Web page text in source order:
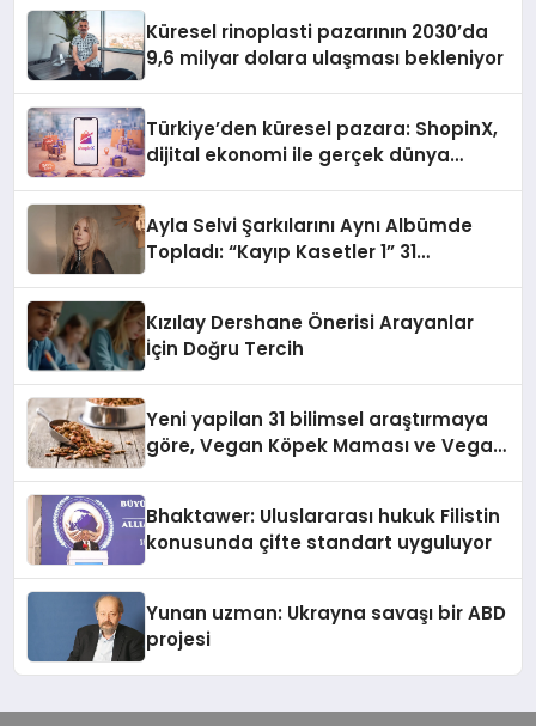
Küresel rinoplasti pazarının 2030’da
9,6 milyar dolara ulaşması bekleniyor
Türkiye’den küresel pazara: ShopinX,
dijital ekonomi ile gerçek dünya
Ayla Selvi Şarkılarını Aynı Albümde
Topladı: “Kayıp Kasetler 1” 31
Kızılay Dershane Önerisi Arayanlar
İçin Doğru Tercih
Yeni yapilan 31 bilimsel araştırmaya
göre, Vegan Köpek Maması ve Vegan
Bhaktawer: Uluslararası hukuk Filistin
konusunda çifte standart uyguluyor
Yunan uzman: Ukrayna savaşı bir ABD
projesi